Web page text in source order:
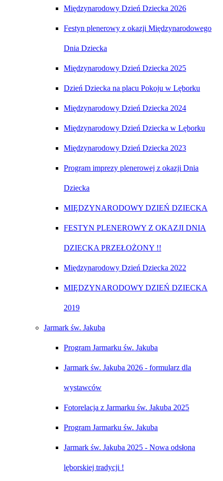
Międzynarodowy Dzień Dziecka 2026
Festyn plenerowy z okazji Międzynarodowego
Dnia Dziecka
Międzynarodowy Dzień Dziecka 2025
Dzień Dziecka na placu Pokoju w Lęborku
Międzynarodowy Dzień Dziecka 2024
Międzynarodowy Dzień Dziecka w Lęborku
Międzynarodowy Dzień Dziecka 2023
Program imprezy plenerowej z okazji Dnia
Dziecka
MIĘDZYNARODOWY DZIEŃ DZIECKA
FESTYN PLENEROWY Z OKAZJI DNIA
DZIECKA PRZEŁOŻONY !!
Międzynarodowy Dzień Dziecka 2022
MIĘDZYNARODOWY DZIEŃ DZIECKA
2019
Jarmark św. Jakuba
Program Jarmarku św. Jakuba
Jarmark św. Jakuba 2026 - formularz dla
wystawców
Fotorelacja z Jarmarku św. Jakuba 2025
Program Jarmarku św. Jakuba
Jarmark św. Jakuba 2025 - Nowa odsłona
lęborskiej tradycji !